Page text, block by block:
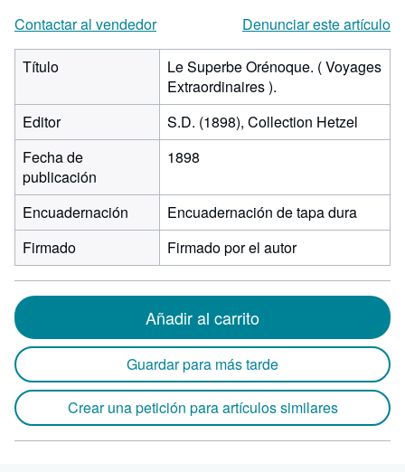
Contactar al vendedor
Denunciar este artículo
Título
Le Superbe Orénoque. ( Voyages
Extraordinaires ).
Editor
S.D. (1898), Collection Hetzel
Fecha de
publicación
1898
Encuadernación
Encuadernación de tapa dura
Firmado
Firmado por el autor
Añadir al carrito
Guardar para más tarde
Crear una petición para artículos similares